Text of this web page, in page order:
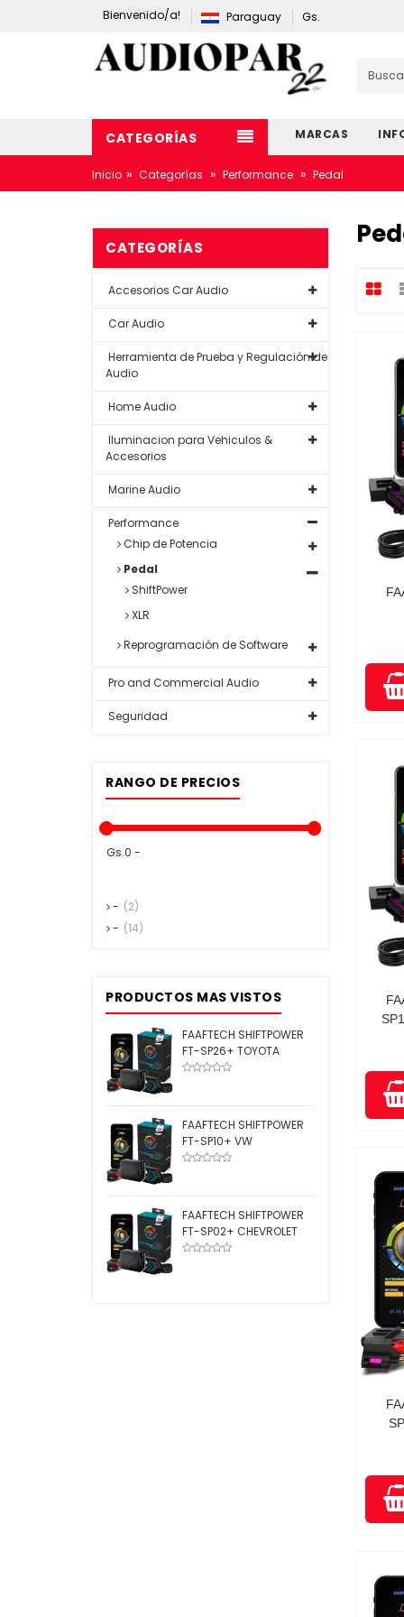
Bienvenido/a! Paraguay Gs.
CATEGORÍAS MARCAS
Inicio » Categorías » Performance » Pedal
CATEGORÍAS
Accesorios Car Audio
Car Audio
Herramienta de Prueba y Regulación de
Audio
Home Audio
Iluminacion para Vehiculos &
Accesorios
Marine Audio
Performance
Chip de Potencia
Pedal
ShiftPower
XLR
Reprogramación de Software
Pro and Commercial Audio
Seguridad
RANGO DE PRECIOS
Gs.0 -
- (2)
- (14)
PRODUCTOS MAS VISTOS
FAAFTECH SHIFTPOWER
FT-SP26+ TOYOTA
FAAFTECH SHIFTPOWER
FT-SP10+ VW
FAAFTECH SHIFTPOWER
FT-SP02+ CHEVROLET